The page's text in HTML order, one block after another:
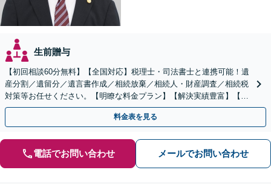
生前贈与
【初回相談60分無料】【全国対応】税理士・司法書士と連携可能！遺
産分割／遺留分／遺言書作成／相続放棄／相続人・財産調査／相続税
対策等お任せください。【明瞭な料金プラン】【解決実績豊富】【電
話相談可】
料金表を見る
電話でお問い合わせ メールでお問い合わせ